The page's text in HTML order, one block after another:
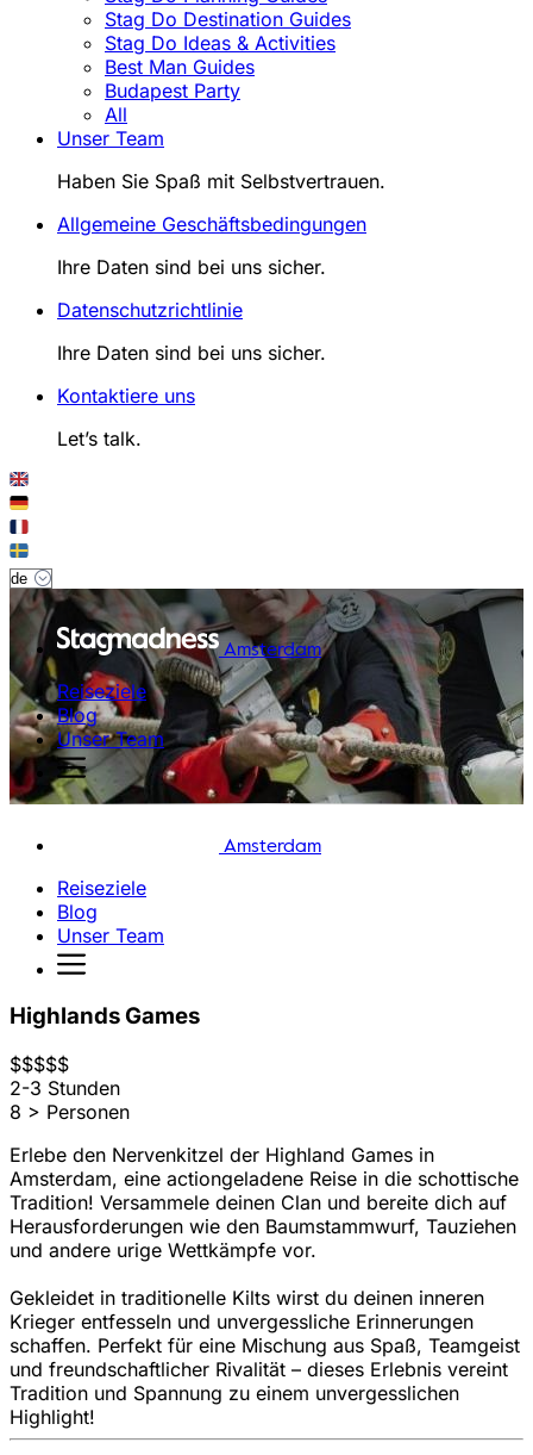
Stag Do Destination Guides
Stag Do Ideas & Activities
Best Man Guides
Budapest Party
All
Unser Team
Haben Sie Spaß mit Selbstvertrauen.
Allgemeine Geschäftsbedingungen
Ihre Daten sind bei uns sicher.
Datenschutzrichtlinie
Ihre Daten sind bei uns sicher.
Kontaktiere uns
Let’s talk.
Amsterdam
Reiseziele
Blog
Unser Team
Amsterdam
Reiseziele
Blog
Unser Team
Highlands Games
$$$$$
2-3 Stunden
8 > Personen
Erlebe den Nervenkitzel der Highland Games in
Amsterdam, eine actiongeladene Reise in die schottische
Tradition! Versammele deinen Clan und bereite dich auf
Herausforderungen wie den Baumstammwurf, Tauziehen
und andere urige Wettkämpfe vor.
Gekleidet in traditionelle Kilts wirst du deinen inneren
Krieger entfesseln und unvergessliche Erinnerungen
schaffen. Perfekt für eine Mischung aus Spaß, Teamgeist
und freundschaftlicher Rivalität – dieses Erlebnis vereint
Tradition und Spannung zu einem unvergesslichen
Highlight!